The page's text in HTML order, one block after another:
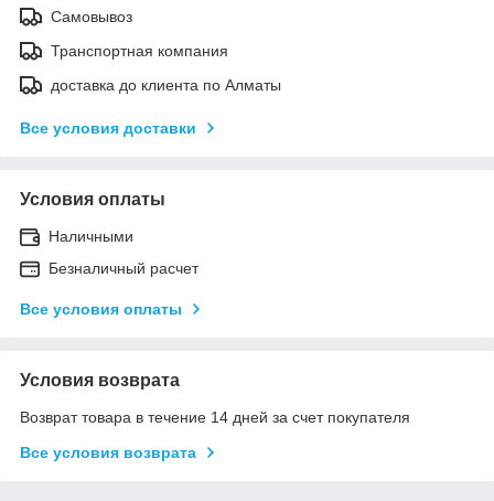
Самовывоз
Транспортная компания
доставка до клиента по Алматы
Все условия доставки
Условия оплаты
Наличными
Безналичный расчет
Все условия оплаты
Условия возврата
Возврат товара в течение 14 дней за счет покупателя
Все условия возврата